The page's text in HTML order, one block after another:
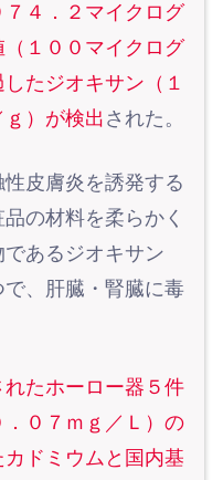
４．２マイクログ
１００マイクログ
たジオキサン（１
）が検出 された。
皮膚炎を誘発する
の材料を柔らかく
あるジオキサン
、肝臓・腎臓に毒
たホーロー器５件
０７ｍｇ／Ｌ）の
ドミウムと国内基